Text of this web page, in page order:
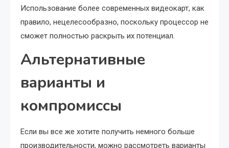
Использование более современных видеокарт, как
правило, нецелесообразно, поскольку процессор не
сможет полностью раскрыть их потенциал.
Альтернативные
варианты и
компромиссы
Если вы все же хотите получить немного больше
производительности, можно рассмотреть варианты